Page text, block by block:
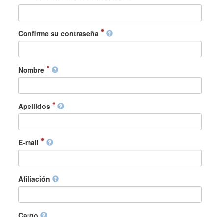
Confirme su contraseña
Nombre
Apellidos
E-mail
Afiliación
Cargo